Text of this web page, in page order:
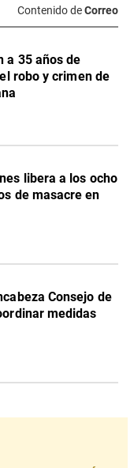
Contenido deCorreo
a 35 años de
robo y crimen de
libera a los ocho
de masacre en
Consejo de
medidas